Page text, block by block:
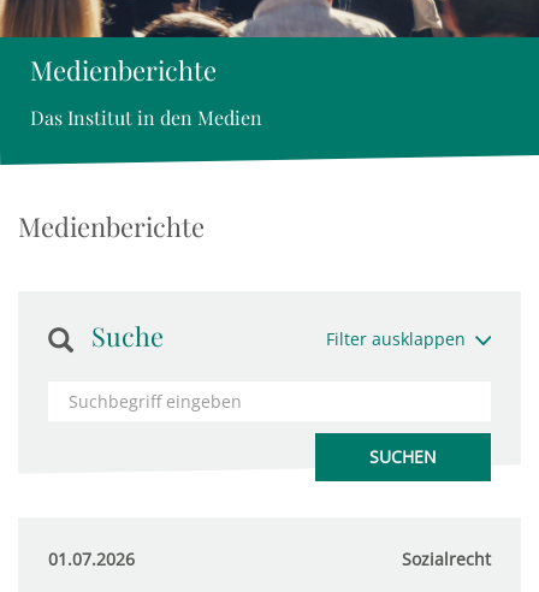
Medienberichte
Das Institut in den Medien
Medienberichte
Suche Filter ausklappen
01.07.2026 Sozialrecht